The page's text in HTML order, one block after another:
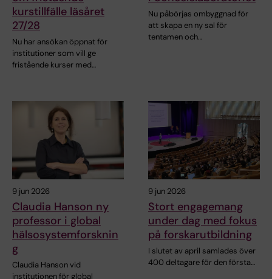
kurstillfälle läsåret
27/28
Nu har ansökan öppnat för
institutioner som vill ge
fristående kurser med…
Nu påbörjas ombyggnad för
att skapa en ny sal för
tentamen och…
9 jun 2026
Claudia Hanson ny
professor i global
hälsosystemforsknin
g
Claudia Hanson vid
institutionen för global
9 jun 2026
Stort engagemang
under dag med fokus
på forskarutbildning
I slutet av april samlades över
400 deltagare för den första…